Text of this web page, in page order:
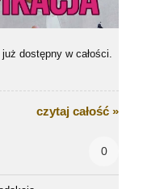
dostępny w całości.
czytaj całość »
0